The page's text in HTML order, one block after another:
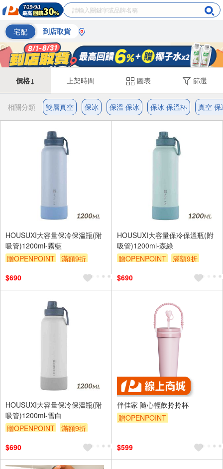
宅配 到店取貨
價格↓ 上架時間 圖表 篩選
相關分類 雙層真空 保冰 保溫 保冰 保冰 保溫杯 真空 保
HOUSUXI大容量保冷保溫瓶(附
吸管)1200ml-霧藍
贈OPENPOINT
滿額9折
$690
HOUSUXI大容量保冷保溫瓶(附
吸管)1200ml-森綠
贈OPENPOINT
滿額9折
$690
HOUSUXI大容量保冷保溫瓶(附
吸管)1200ml-雪白
贈OPENPOINT
滿額9折
$690
伴佳家 隨心輕飲拎拎杯
贈OPENPOINT
$599